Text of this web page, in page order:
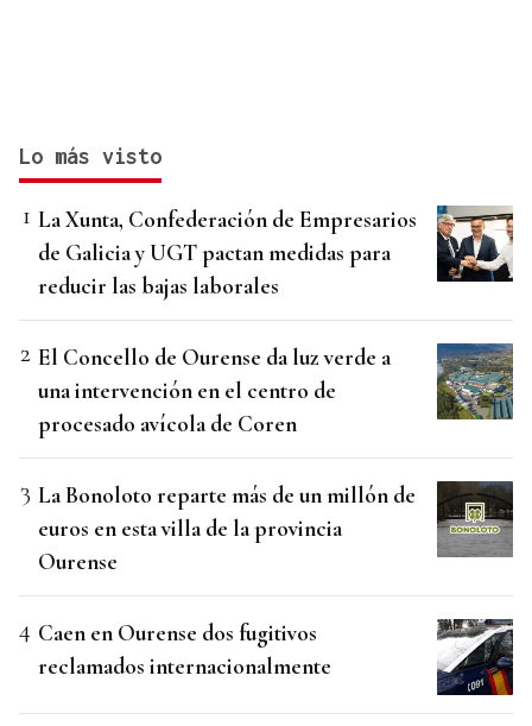
Lo más visto
La Xunta, Confederación de Empresarios
de Galicia y UGT pactan medidas para
reducir las bajas laborales
El Concello de Ourense da luz verde a
una intervención en el centro de
procesado avícola de Coren
La Bonoloto reparte más de un millón de
euros en esta villa de la provincia
Ourense
Caen en Ourense dos fugitivos
reclamados internacionalmente